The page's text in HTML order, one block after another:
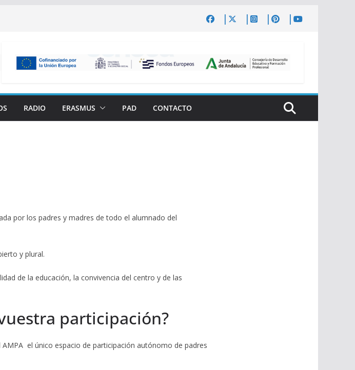
RADIO ERASMUS PAD CONTACTO
por los padres y madres de todo el alumnado del
y plural.
de la educación, la convivencia del centro y de las
participación?
el único espacio de participación autónomo de padres